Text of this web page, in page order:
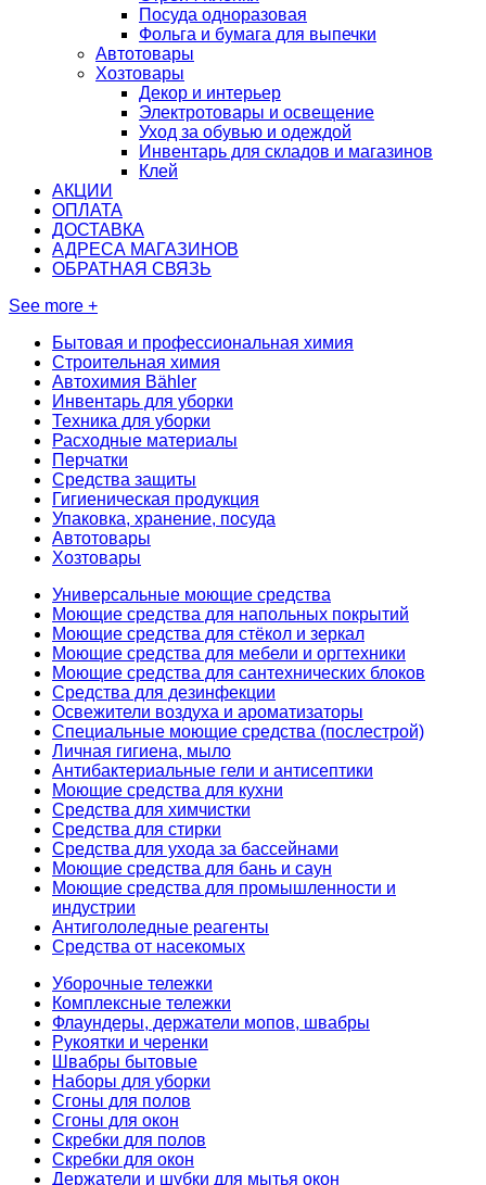
Посуда одноразовая
Фольга и бумага для выпечки
Автотовары
Хозтовары
Декор и интерьер
Электротовары и освещение
Уход за обувью и одеждой
Инвентарь для складов и магазинов
Клей
АКЦИИ
ОПЛАТА
ДОСТАВКА
АДРЕСА МАГАЗИНОВ
ОБРАТНАЯ СВЯЗЬ
See more +
Бытовая и профессиональная химия
Строительная химия
Автохимия Bähler
Инвентарь для уборки
Техника для уборки
Расходные материалы
Перчатки
Средства защиты
Гигиеническая продукция
Упаковка, хранение, посуда
Автотовары
Хозтовары
Универсальные моющие средства
Моющие средства для напольных покрытий
Моющие средства для стёкол и зеркал
Моющие средства для мебели и оргтехники
Моющие средства для сантехнических блоков
Средства для дезинфекции
Освежители воздуха и ароматизаторы
Специальные моющие средства (послестрой)
Личная гигиена, мыло
Антибактериальные гели и антисептики
Моющие средства для кухни
Средства для химчистки
Средства для стирки
Средства для ухода за бассейнами
Моющие средства для бань и саун
Моющие средства для промышленности и
индустрии
Антигололедные реагенты
Средства от насекомых
Уборочные тележки
Комплексные тележки
Флаундеры, держатели мопов, швабры
Рукоятки и черенки
Швабры бытовые
Наборы для уборки
Сгоны для полов
Сгоны для окон
Скребки для полов
Скребки для окон
Держатели и шубки для мытья окон